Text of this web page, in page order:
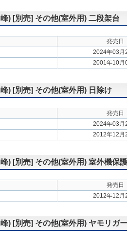
) [別売] その他(室外用) 二段架台
発売日
2024年03月
2001年10月
) [別売] その他(室外用) 日除け
発売日
2024年03月
2012年12月
) [別売] その他(室外用) 室外機保
発売日
2012年12月
) [別売] その他(室外用) ヤモリガ